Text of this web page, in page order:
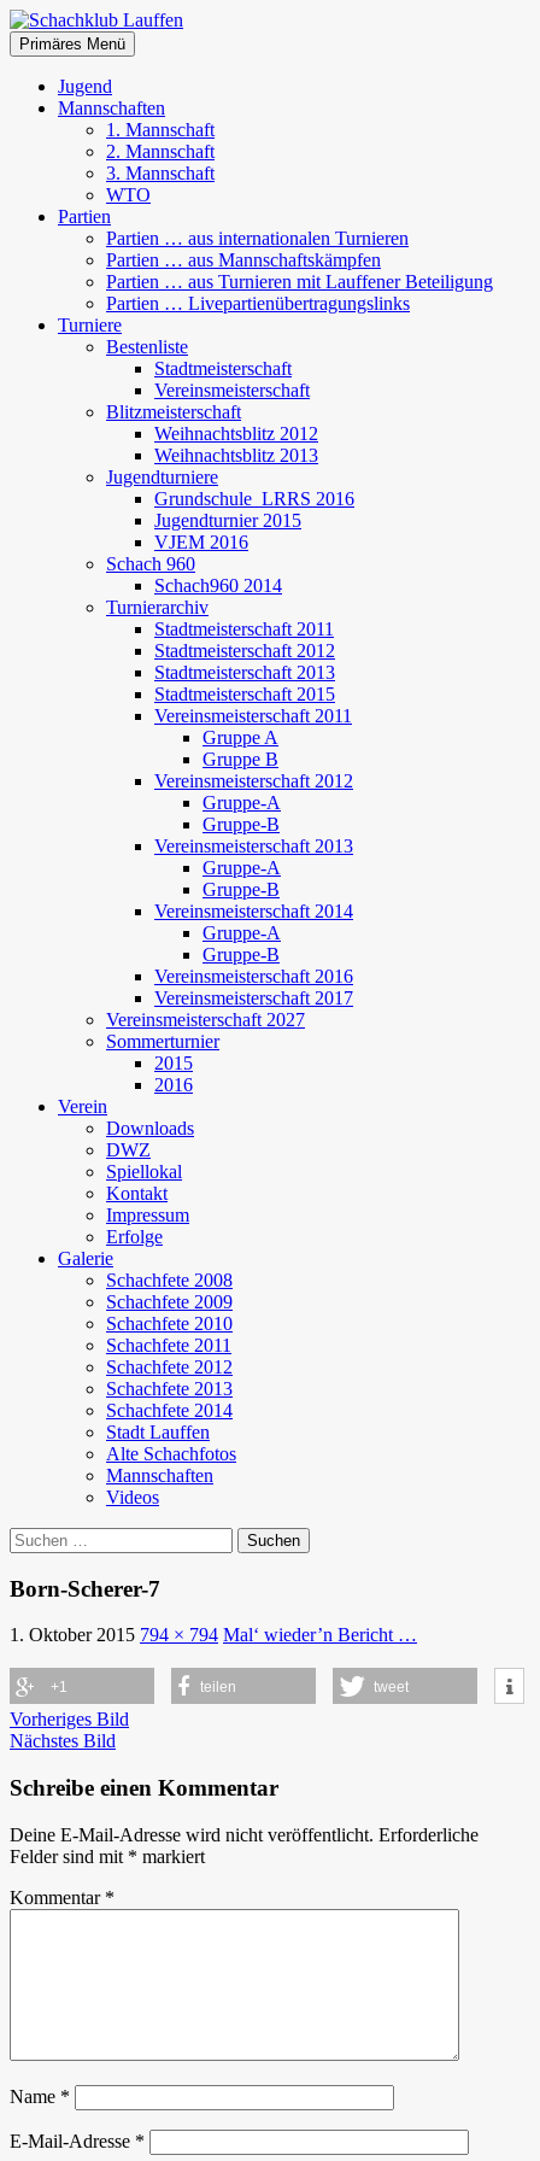
Zum
Inhalt
springen
Schachklub Lauffen
Suchen
Primäres Menü
Jugend
Mannschaften
1. Mannschaft
2. Mannschaft
3. Mannschaft
WTO
Partien
Partien … aus internationalen Turnieren
Partien … aus Mannschaftskämpfen
Partien … aus Turnieren mit Lauffener Beteiligung
Partien … Livepartienübertragungslinks
Turniere
Bestenliste
Stadtmeisterschaft
Vereinsmeisterschaft
Blitzmeisterschaft
Weihnachtsblitz 2012
Weihnachtsblitz 2013
Jugendturniere
Grundschule_LRRS 2016
Jugendturnier 2015
VJEM 2016
Schach 960
Schach960 2014
Turnierarchiv
Stadtmeisterschaft 2011
Stadtmeisterschaft 2012
Stadtmeisterschaft 2013
Stadtmeisterschaft 2015
Vereinsmeisterschaft 2011
Gruppe A
Gruppe B
Vereinsmeisterschaft 2012
Gruppe-A
Gruppe-B
Vereinsmeisterschaft 2013
Gruppe-A
Gruppe-B
Vereinsmeisterschaft 2014
Gruppe-A
Gruppe-B
Vereinsmeisterschaft 2016
Vereinsmeisterschaft 2017
Vereinsmeisterschaft 2027
Sommerturnier
2015
2016
Verein
Downloads
DWZ
Spiellokal
Kontakt
Impressum
Erfolge
Galerie
Schachfete 2008
Schachfete 2009
Schachfete 2010
Schachfete 2011
Schachfete 2012
Schachfete 2013
Schachfete 2014
Stadt Lauffen
Alte Schachfotos
Mannschaften
Videos
Suchen
nach:
Born-Scherer-7
1. Oktober 2015 794 × 794 Mal‘ wieder’n Bericht …
+1 teilen tweet
Vorheriges Bild
Nächstes Bild
Schreibe einen Kommentar
Deine E-Mail-Adresse wird nicht veröffentlicht. Erforderliche
Felder sind mit * markiert
Kommentar *
Name *
E-Mail-Adresse *